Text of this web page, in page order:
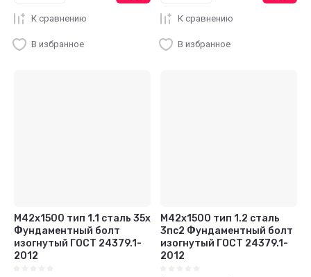
К сравнению
В избранное
К сравнению
В избранное
М42x1500 тип 1.1 сталь 35x
Фундаментный болт
изогнутый ГОСТ 24379.1-
2012
М42x1500 тип 1.2 сталь
3пс2 Фундаментный болт
изогнутый ГОСТ 24379.1-
2012